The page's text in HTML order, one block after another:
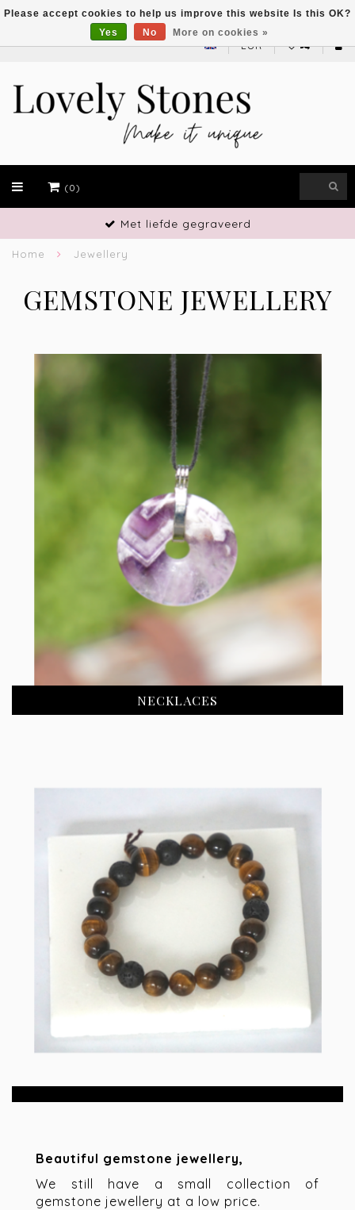
EUR
(0)
Met liefde gegraveerd
Home Jewellery
GEMSTONE JEWELLERY
NECKLACES
Beautiful gemstone jewellery,
We still have a small collection of
gemstone jewellery at a low price.
Please accept cookies to help us improve this website Is this OK?
Yes
No More on cookies »